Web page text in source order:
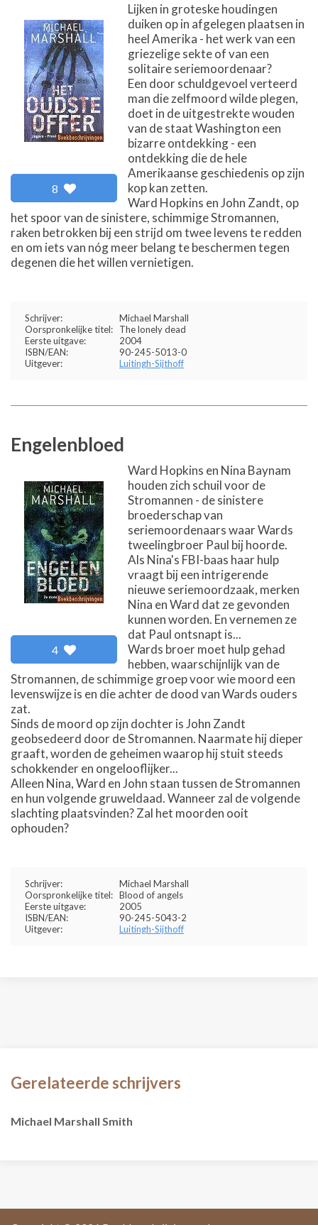
8
Lijken in groteske houdingen
duiken op in afgelegen plaatsen in
heel Amerika - het werk van een
griezelige sekte of van een
solitaire seriemoordenaar?
Een door schuldgevoel verteerd
man die zelfmoord wilde plegen,
doet in de uitgestrekte wouden
van de staat Washington een
bizarre ontdekking - een
ontdekking die de hele
Amerikaanse geschiedenis op zijn
kop kan zetten.
Ward Hopkins en John Zandt, op
het spoor van de sinistere, schimmige Stromannen,
raken betrokken bij een strijd om twee levens te redden
en om iets van nóg meer belang te beschermen tegen
degenen die het willen vernietigen.
Schrijver:
Michael Marshall
Oorspronkelijke titel:
The lonely dead
Eerste uitgave:
2004
ISBN/EAN:
90-245-5013-0
Uitgever:
Luitingh-Sijthoff
Engelenbloed
4
Ward Hopkins en Nina Baynam
houden zich schuil voor de
Stromannen - de sinistere
broederschap van
seriemoordenaars waar Wards
tweelingbroer Paul bij hoorde.
Als Nina's FBI-baas haar hulp
vraagt bij een intrigerende
nieuwe seriemoordzaak, merken
Nina en Ward dat ze gevonden
kunnen worden. En vernemen ze
dat Paul ontsnapt is...
Wards broer moet hulp gehad
hebben, waarschijnlijk van de
Stromannen, de schimmige groep voor wie moord een
levenswijze is en die achter de dood van Wards ouders
zat.
Sinds de moord op zijn dochter is John Zandt
geobsedeerd door de Stromannen. Naarmate hij dieper
graaft, worden de geheimen waarop hij stuit steeds
schokkender en ongelooflijker...
Alleen Nina, Ward en John staan tussen de Stromannen
en hun volgende gruweldaad. Wanneer zal de volgende
slachting plaatsvinden? Zal het moorden ooit
ophouden?
Schrijver:
Michael Marshall
Oorspronkelijke titel: Blood of angels
Eerste uitgave:
2005
ISBN/EAN:
90-245-5043-2
Uitgever:
Luitingh-Sijthoff
Gerelateerde schrijvers
Michael Marshall Smith